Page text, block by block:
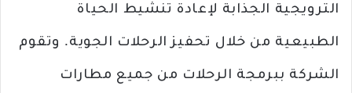
الترويجية الجذابة لإعادة تنشيط الحياة
الطبيعية من خلال تحفيز الرحلات الجوية. وتقوم
الشركة ببرمجة الرحلات من جميع مطارات